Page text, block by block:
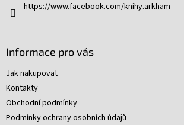
https://www.facebook.com/knihy.arkham
Informace pro vás
Jak nakupovat
Kontakty
Obchodní podmínky
Podmínky ochrany osobních údajů